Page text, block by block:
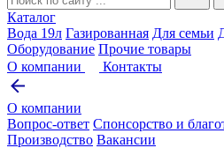
Каталог
Вода 19л Газированная Для семьи
Оборудование Прочие товары
О компании
Контакты
О компании
Вопрос-ответ Спонсорство и
Производство Вакансии